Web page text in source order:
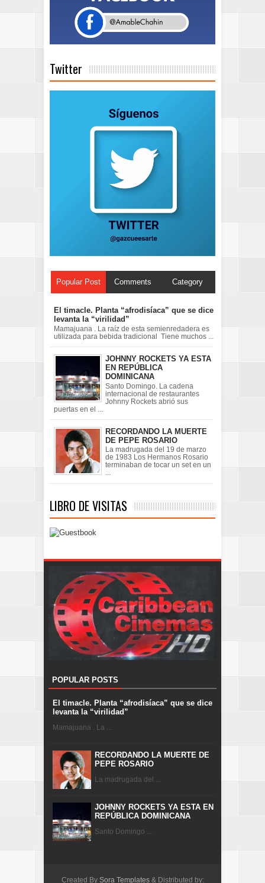
Twitter
Popular Post Comments Category
El timacle. Planta “afrodisíaca” que se dice
levanta la “virilidad”
Mamajuana . La raíz de esta semienredadera es
utilizada para bebida tradicional Tiene muchos ...
JOHNNY ROCKETS YA ESTA
EN REPÚBLICA
DOMINICANA
Santo Domingo. La cadena
internacional de restaurantes
Johnny Rockets abrió sus
puertas en el ...
RECORDANDO LA MUERTE
DE PEPE ROSARIO
La madrugada del 19 de marzo
de 1983 Los Hermanos Rosario
terminaban de tocar un set en un
LIBRO DE VISITAS
POPULAR POSTS
El timacle. Planta “afrodisíaca” que se dice
levanta la “virilidad”
Mamajuana . La ...
RECORDANDO LA MUERTE DE
PEPE ROSARIO
La madrugada del ...
JOHNNY ROCKETS YA ESTA EN
REPÚBLICA DOMINICANA
Santo Domingo ...
Created By Sora Templates& Distributed by: